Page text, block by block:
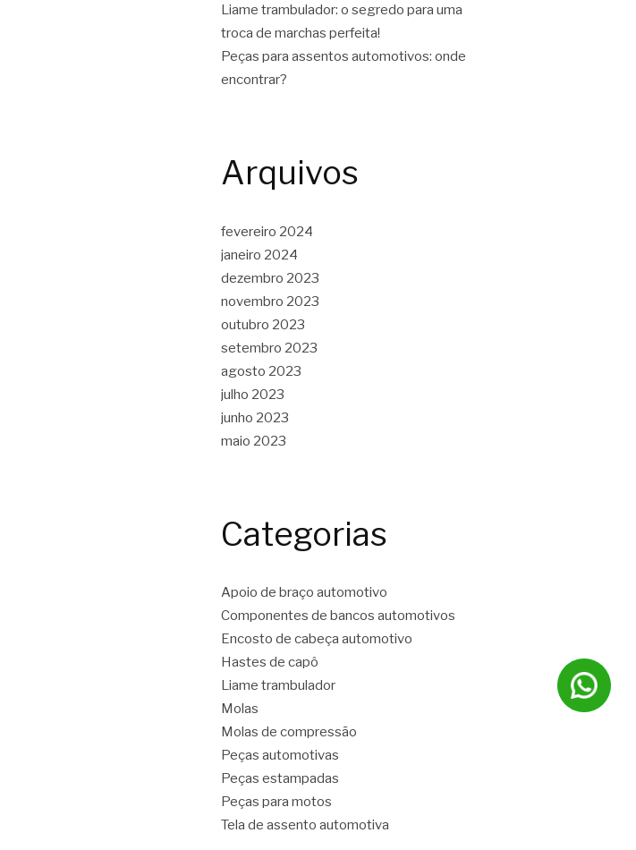
Liame trambulador: o segredo para uma
troca de marchas perfeita!
Peças para assentos automotivos: onde
encontrar?
Arquivos
fevereiro 2024
janeiro 2024
dezembro 2023
novembro 2023
outubro 2023
setembro 2023
agosto 2023
julho 2023
junho 2023
maio 2023
Categorias
Apoio de braço automotivo
Componentes de bancos automotivos
Encosto de cabeça automotivo
Hastes de capô
Liame trambulador
Molas
Molas de compressão
Peças automotivas
Peças estampadas
Peças para motos
Tela de assento automotiva